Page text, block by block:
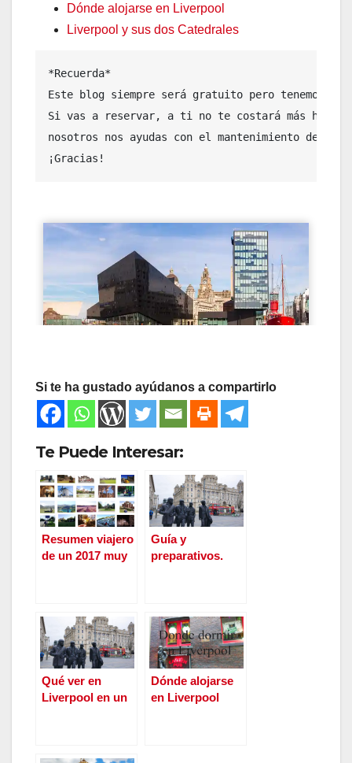
Dónde alojarse en Liverpool
Liverpool y sus dos Catedrales
*Recuerda*
Este blog siempre será gratuito pero tenemos
Si vas a reservar, a ti no te costará más
nosotros nos ayudas con el mantenimiento del
¡Gracias!
Si te ha gustado ayúdanos a compartirlo
Te Puede Interesar:
Resumen viajero
de un 2017 muy
Guía y
preparativos.
de semana, muy
inglés.
Qué ver en
Liverpool en un
Dónde alojarse
en Liverpool